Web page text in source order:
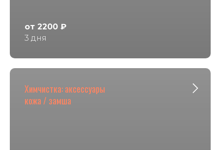
от 2200 ₽
3 дня
Химчистка: аксессуары
кожа / замша